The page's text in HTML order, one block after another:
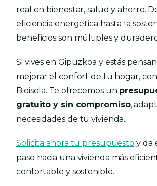
real en bienestar, salud y ahorro.
eficiencia energética hasta la
beneficios son múltiples y
Si vives en Gipuzkoa y estás
mejorar el confort de tu hogar,
Bioisola. Te ofrecemos un
gratuito y sin compromiso,
necesidades de tu vivienda.
Solicita ahora tu presupuesto y da
paso hacia una vivienda más
confortable y sostenible.